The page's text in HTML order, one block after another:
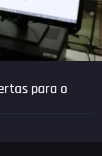
para o